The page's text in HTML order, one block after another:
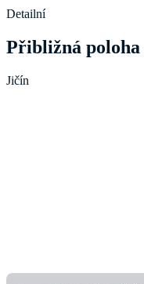
Detailní
Přibližná poloha
Jičín